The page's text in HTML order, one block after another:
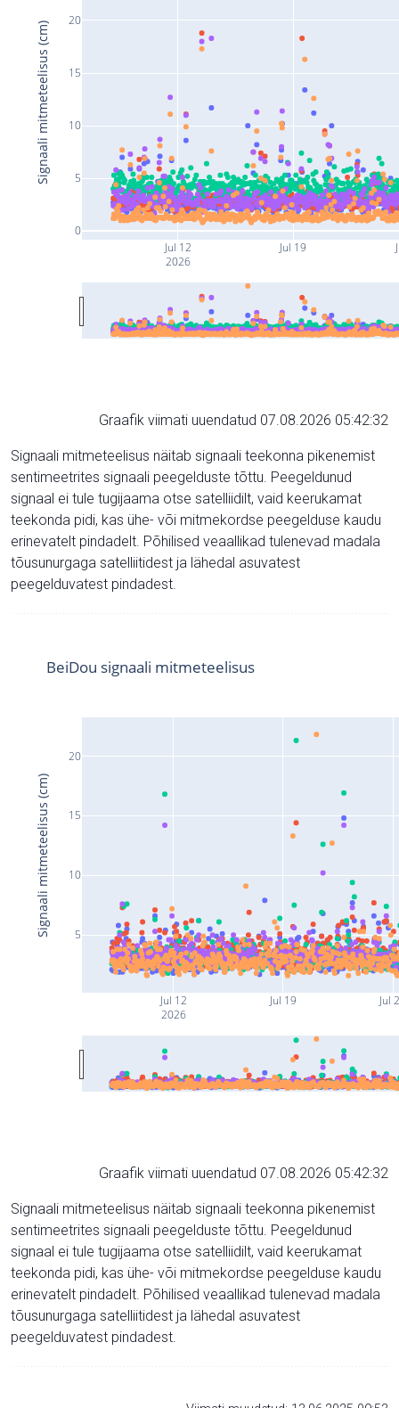
Jul 12
2026
Jul 19
0
5
10
15
20
Signaali mitmeteelisus (cm)
Graafik viimati uuendatud 07.08.2026 05:42:32
Signaali mitmeteelisus näitab signaali teekonna pikenemist
sentimeetrites signaali peegelduste tõttu. Peegeldunud
signaal ei tule tugijaama otse satelliidilt, vaid keerukamat
teekonda pidi, kas ühe- või mitmekordse peegelduse kaudu
erinevatelt pindadelt. Põhilised veaallikad tulenevad madala
tõusunurgaga satelliitidest ja lähedal asuvatest
peegelduvatest pindadest.
Jul 12
2026
Jul 19 Jul
5
10
15
20
BeiDou signaali mitmeteelisus
Signaali mitmeteelisus (cm)
Graafik viimati uuendatud 07.08.2026 05:42:32
Signaali mitmeteelisus näitab signaali teekonna pikenemist
sentimeetrites signaali peegelduste tõttu. Peegeldunud
signaal ei tule tugijaama otse satelliidilt, vaid keerukamat
teekonda pidi, kas ühe- või mitmekordse peegelduse kaudu
erinevatelt pindadelt. Põhilised veaallikad tulenevad madala
tõusunurgaga satelliitidest ja lähedal asuvatest
peegelduvatest pindadest.